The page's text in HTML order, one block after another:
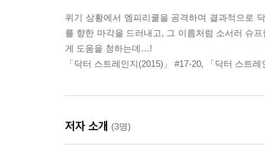
위기 상황에서 엠피리쿨을 공격하며 결과적으로
를 향한 마각을 드러내고, 그 이름처럼 소서러 슈
게 도움을 청하는데…!
「닥터 스트레인지(2015)」 #17-20, 「닥터 스트
저자 소개 (3명)